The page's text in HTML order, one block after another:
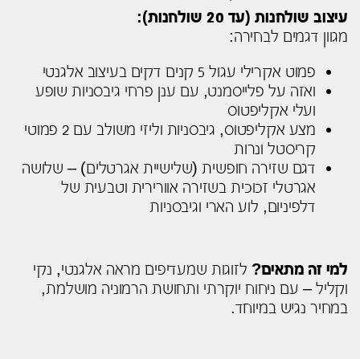
עיצוב שולחנות (עד 20 שולחנות):
מגוון דגמים לבחירה:
פמוט אקרילי עגול 5 קנים דקים בעיצוב אלגנטי
ואזה על פלייסמנט, עם ענן פרחי גיבסניות שופע
ועלי אקליפטוס
מצע אקליפטוס, גיבסניות וליזי משולב עם 2 פמוטי
קריסטל ונרות
דגם שזירה חופשית (שלישיית אגרטלים) – שלושה
אגרטלי זכוכית בשזירה אוורירית וטבעית של
דלפיניום, לוע הארי וגיבסניות
למי זה מתאים? לזוגות שמעדיפים מראה אלגנטי, נקי
וקליל – עם ניחוח יוקרתי ותחושת הרמוניה מושלמת,
במחיר נגיש במיוחד.